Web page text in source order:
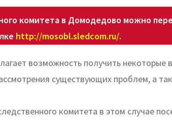
комитета в Домодедово можно
http://mosobl.sledcom.ru/.
возможность получить некоторые
существующих проблем, а
комитета в этом случае